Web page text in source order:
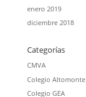
enero 2019
diciembre 2018
Categorías
CMVA
Colegio Altomonte
Colegio GEA